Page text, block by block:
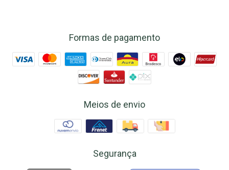
Formas de pagamento
Meios de envio
Segurança